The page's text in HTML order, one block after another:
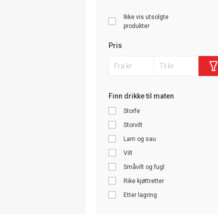
Ikke vis utsolgte
produkter
Pris
Finn drikke til maten
Storfe
Storvilt
Lam og sau
Vilt
Småvilt og fugl
Rike kjøttretter
Etter lagring